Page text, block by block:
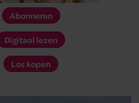
Abonneren
Digitaal lezen
Los kopen